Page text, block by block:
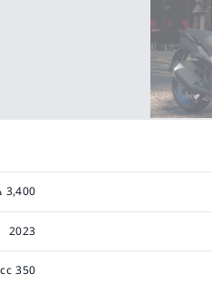
3,400 دينار كويتي
2023
350 cc